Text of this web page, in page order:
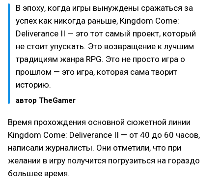
В эпоху, когда игры вынуждены сражаться за
успех как никогда раньше, Kingdom Come:
Deliverance II — это тот самый проект, который
не стоит упускать. Это возвращение к лучшим
традициям жанра RPG. Это не просто игра о
прошлом — это игра, которая сама творит
историю.
автор TheGamer
Время прохождения основной сюжетной линии
Kingdom Come: Deliverance II — от 40 до 60 часов,
написали журналисты. Они отметили, что при
желании в игру получится погрузиться на гораздо
большее время.